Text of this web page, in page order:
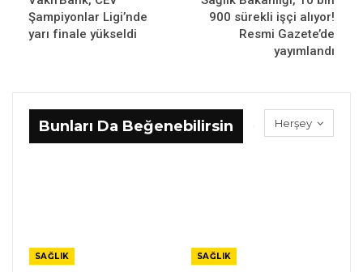
Şampiyonlar Ligi’nde
yarı finale yükseldi
900 sürekli işçi alıyor!
Resmi Gazete’de
yayımlandı
Herşey
Bunları Da Beğenebilirsin
SAĞLIK SAĞLIK